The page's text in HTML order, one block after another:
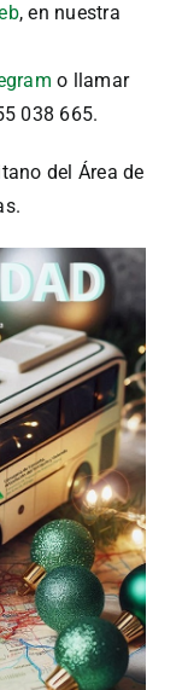
, en nuestra
o llamar
038 665.
del Área de